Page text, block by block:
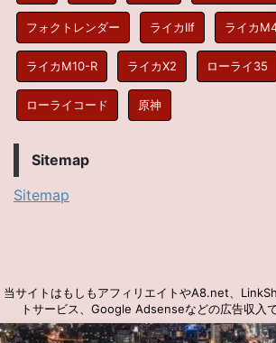
フォクトレンダー ライカIIf ライカ
ライカM10-R ライカX2 ローライ35
ローライコード 原神
Sitemap
Sitemap
当サイトはもしもアフィリエイトやA8.net、
トサービス、Google Adsenseなどの広告収入